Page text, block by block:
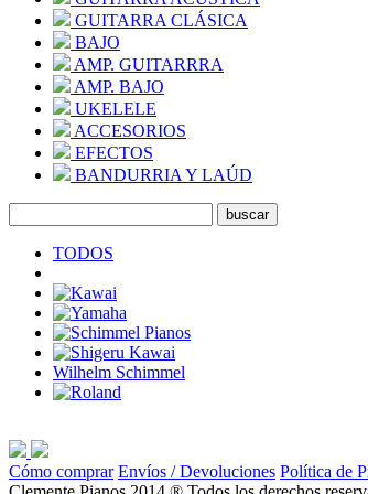
GUITARRA CLÁSICA
BAJO
AMP. GUITARRRA
AMP. BAJO
UKELELE
ACCESORIOS
EFECTOS
BANDURRIA Y LAÚD
TODOS
Wilhelm Schimmel
Cómo comprar Envíos / Devoluciones Política de